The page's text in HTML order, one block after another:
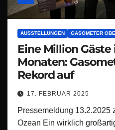
AUSSTELLUNGEN GASOMETER
Eine Million Gäste
Monaten:
Rekord auf
17. FEBRUAR 2025
Pressemeldung 13.2.2025
Ozean Ein wirklich